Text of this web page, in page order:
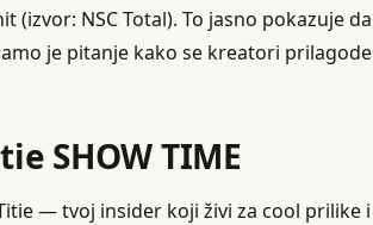
(izvor: NSC Total). To jasno pokazuje
je pitanje kako se kreatori
SHOW TIME
— tvoj insider koji živi za cool